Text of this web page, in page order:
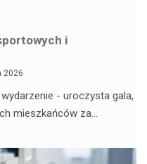
i
2026
- uroczysta gala,
mieszkańców za…